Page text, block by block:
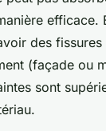
efficace.
des
(façade ou
sont